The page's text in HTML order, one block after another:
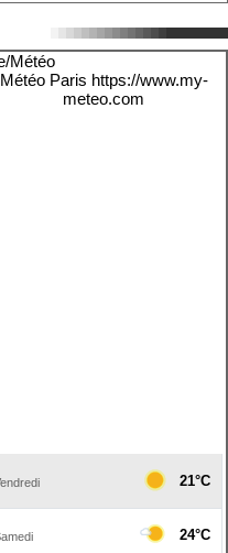
Météo Paris https://www.my-
meteo.com